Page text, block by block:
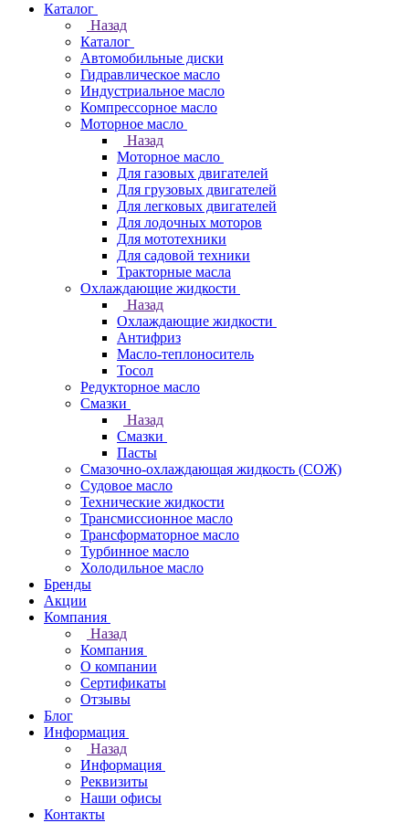
Каталог
Назад
Каталог
Автомобильные диски
Гидравлическое масло
Индустриальное масло
Компрессорное масло
Моторное масло
Назад
Моторное масло
Для газовых двигателей
Для грузовых двигателей
Для легковых двигателей
Для лодочных моторов
Для мототехники
Для садовой техники
Тракторные масла
Охлаждающие жидкости
Назад
Охлаждающие жидкости
Антифриз
Масло-теплоноситель
Тосол
Редукторное масло
Смазки
Назад
Смазки
Пасты
Смазочно-охлаждающая жидкость (СОЖ)
Судовое масло
Технические жидкости
Трансмиссионное масло
Трансформаторное масло
Турбинное масло
Холодильное масло
Бренды
Акции
Компания
Назад
Компания
О компании
Сертификаты
Отзывы
Блог
Информация
Назад
Информация
Реквизиты
Наши офисы
Контакты